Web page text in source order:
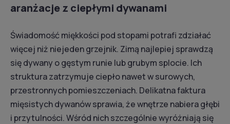
aranżacje z ciepłymi dywanami
Świadomość miękkości pod stopami potrafi zdziałać
więcej niż niejeden grzejnik. Zimą najlepiej sprawdzą
się dywany o gęstym runie lub grubym splocie. Ich
struktura zatrzymuje ciepło nawet w surowych,
przestronnych pomieszczeniach. Delikatna faktura
mięsistych dywanów sprawia, że wnętrze nabiera głębi
i przytulności. Wśród nich szczególnie wyróżniają się